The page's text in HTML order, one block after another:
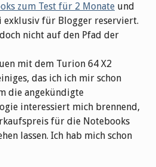
zum Test für 2 Monate und
exklusiv für Blogger reserviert.
nicht auf den Pfad der
mit dem Turion 64 X2
das ich ich mir schon
die angekündigte
interessiert mich brennend,
für die Notebooks
lassen. Ich hab mich schon